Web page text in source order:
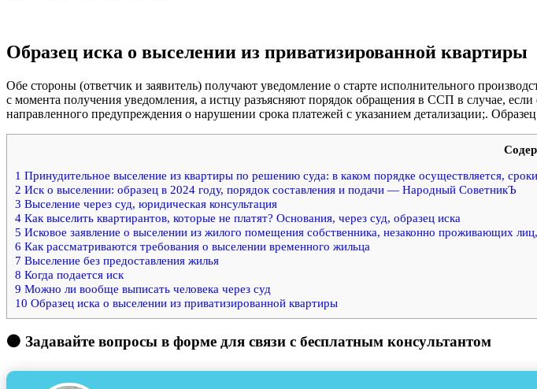
Образец иска о выселении из приватизированной квартиры
Обе стороны (ответчик и заявитель) получают уведомление о старте исполнительного
с момента получения уведомления, а истцу разъясняют порядок обращения в ССП в случае, если
направленного предупреждения о нарушении срока платежей с указанием детализации;.
1 Принудительное выселение из квартиры по решению суда: в каком порядке осуществляется,
2 Иск о выселении: образец в 2024 году, порядок составления и подачи — Народный СоветникЪ
3 Выселение через суд, юридическая консультация
4 Как выселить квартирантов, которые не платят? Основания, через суд, образец иска
5 Исковое заявление о выселении из жилого помещения собственника, незаконно проживающих
6 Как рассматриваются требования о выселении временного жильца
7 Выселение без предоставления жилья
8 Когда подается иск
9 Можно ли вообще выписать человека через суд
10 Образец иска о выселении из приватизированной квартиры
🟠 Задавайте вопросы в форме для связи с бесплатным консультантом